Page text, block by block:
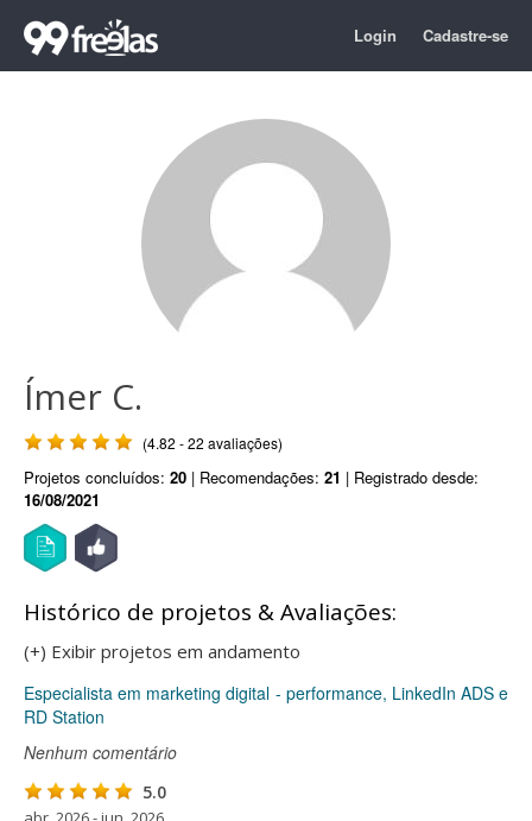
Login Cadastre-se
Ímer C.
(4.82 - 22 avaliações)
Projetos concluídos: 20 | Recomendações: 21 | Registrado desde:
16/08/2021
Histórico de projetos & Avaliações:
(+) Exibir projetos em andamento
Especialista em marketing digital - performance, LinkedIn ADS e
RD Station
Nenhum comentário
5.0